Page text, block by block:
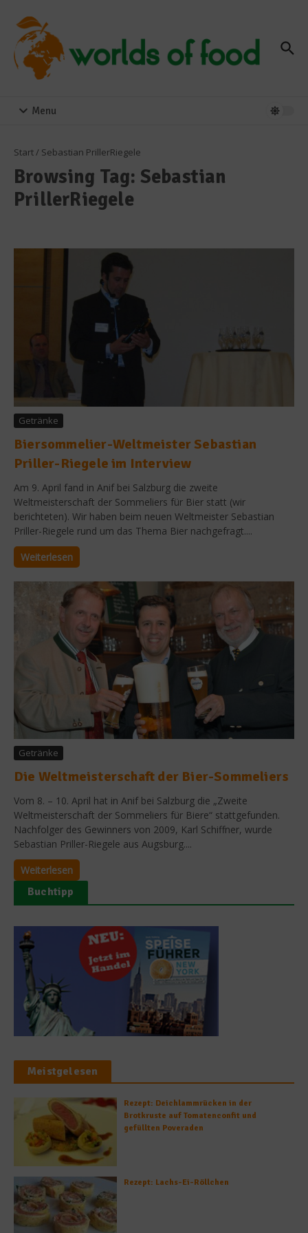
Menu
Start/ Sebastian PrillerRiegele
Browsing Tag: Sebastian
PrillerRiegele
Getränke
Biersommelier-Weltmeister Sebastian
Priller-Riegele im Interview
Am 9. April fand in Anif bei Salzburg die zweite
Weltmeisterschaft der Sommeliers für Bier statt (wir
berichteten). Wir haben beim neuen Weltmeister Sebastian
Priller-Riegele rund um das Thema Bier nachgefragt....
Weiterlesen
Getränke
Die Weltmeisterschaft der Bier-Sommeliers
Vom 8. – 10. April hat in Anif bei Salzburg die „Zweite
Weltmeisterschaft der Sommeliers für Biere“ stattgefunden.
Nachfolger des Gewinners von 2009, Karl Schiffner, wurde
Sebastian Priller-Riegele aus Augsburg....
Weiterlesen
Buchtipp
Meistgelesen
Rezept: Deichlammrücken in der
Brotkruste auf Tomatenconfit und
gefüllten Poveraden
Rezept: Lachs-Ei-Röllchen